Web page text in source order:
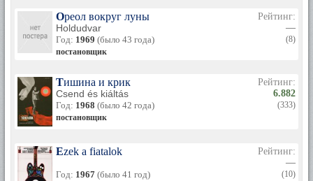
Ореол вокруг луны
Holdudvar
Год: 1969 (было 43 года)
постановщик
Рейтинг:
—
(8)
Тишина и крик
Csend és kiáltás
Год: 1968 (было 42 года)
постановщик
Рейтинг:
6.882
(333)
Ezek a fiatalok
Год: 1967 (было 41 год)
Рейтинг:
—
(10)